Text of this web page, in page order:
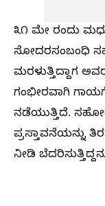
೩೧ ಮೇ ರಂದು
ಸೋದರಸಂಬಂಧಿ
ಮರಳುತ್ತಿದ್ದಾಗ
ಗಂಭೀರವಾಗಿ
ನಡೆಯುತ್ತಿದೆ.
ಪ್ರಸ್ತಾವನೆಯನ್ನು
ನೀಡಿ